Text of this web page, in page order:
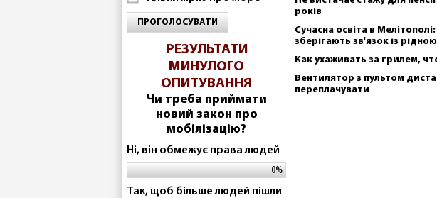
ПРОГОЛОСУВАТИ
РЕЗУЛЬТАТИ
МИНУЛОГО
ОПИТУВАННЯ
Чи треба приймати
новий закон про
мобілізацію?
Ні, він обмежує права людей
0%
Так, щоб більше людей пішли
років
Сучасна освіта в
зберігають зв'язок із
Как ухаживать за грилем,
Вентилятор з пультом
переплачувати